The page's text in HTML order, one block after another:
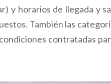
y horarios de llegada y
También las
contratadas